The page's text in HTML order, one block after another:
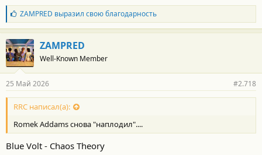
Б
л
а
г
о
д
а
н
о
с
и
:
ZAMPRED выразил свою благодарность
ZAMPRED
Well-Known Member
25 Май 2026 #2.718
RRC написал(а):
Romek Addams снова "наплодил"....
Blue Volt - Chaos Theory